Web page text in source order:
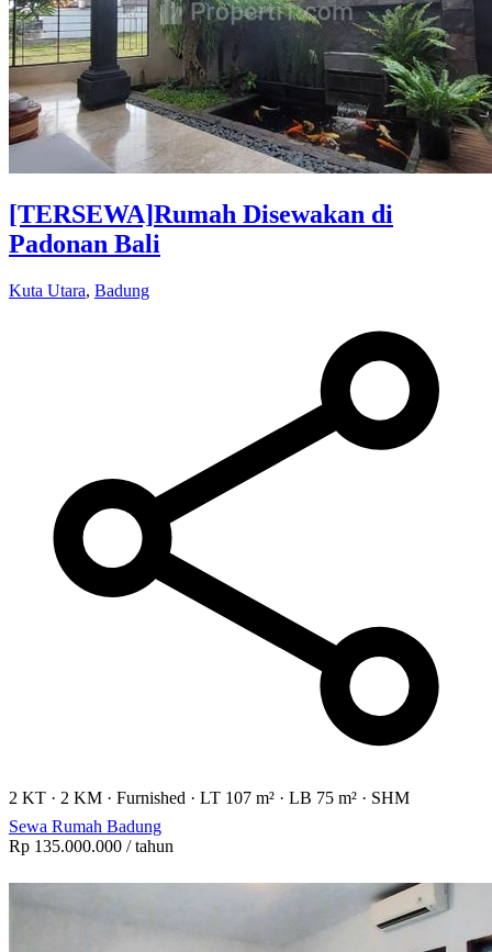
[TERSEWA]Rumah Disewakan di
Padonan Bali
Kuta Utara, Badung
2 KT · 2 KM · Furnished · LT 107 m² · LB 75 m² · SHM
Sewa Rumah Badung
Rp 135.000.000 / tahun